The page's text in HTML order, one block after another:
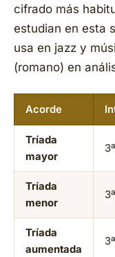
cifrado más
estudian en esta
usa en jazz y
(romano) en
Acorde
Tríada
mayor
Tríada
menor
Tríada
aumentada